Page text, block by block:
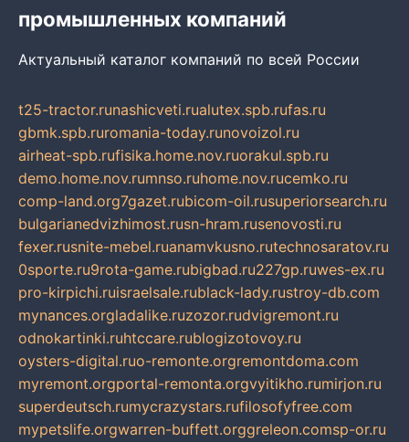
промышленных компаний
Актуальный каталог компаний по всей России
t25-tractor.runashicveti.rualutex.spb.rufas.ru
gbmk.spb.ruromania-today.runovoizol.ru
airheat-spb.rufisika.home.nov.ruorakul.spb.ru
demo.home.nov.rumnso.ruhome.nov.rucemko.ru
comp-land.org7gazet.rubicom-oil.rusuperiorsearch.ru
bulgarianedvizhimost.rusn-hram.rusenovosti.ru
fexer.rusnite-mebel.ruanamvkusno.rutechnosaratov.ru
0sporte.ru9rota-game.rubigbad.ru227gp.ruwes-ex.ru
pro-kirpichi.ruisraelsale.rublack-lady.rustroy-db.com
mynances.orgladalike.ruzozor.rudvigremont.ru
odnokartinki.ruhtccare.rublogizotovoy.ru
oysters-digital.ruo-remonte.orgremontdoma.com
myremont.orgportal-remonta.orgvyitikho.rumirjon.ru
superdeutsch.rumycrazystars.rufilosofyfree.com
mypetslife.orgwarren-buffett.orggreleon.comsp-or.ru